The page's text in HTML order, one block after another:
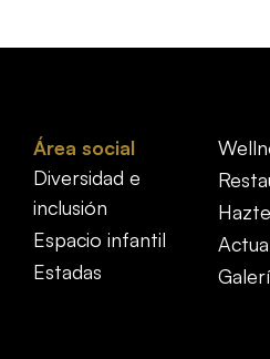
Área social
Diversidad e
inclusión
Espacio infantil
Estadas